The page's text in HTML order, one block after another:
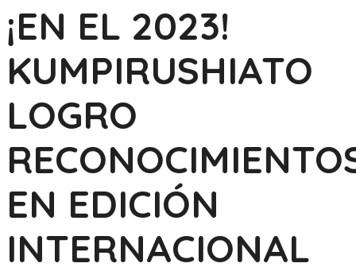
¡EN EL 2023!
KUMPIRUSHIATO
LOGRO
EN EDICIÓN
INTERNACIONAL